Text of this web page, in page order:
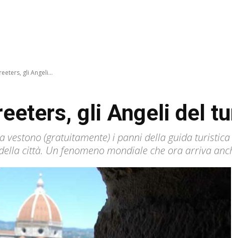
gli Angeli...
gli Angeli del
vestono (gratuitamente) i panni della guida
città. Un fenomeno mondiale che ora arriva